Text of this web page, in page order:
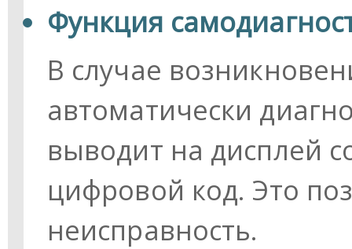
Функция
В случае
автоматически
выводит на дисплей
цифровой код. Это
неисправность.